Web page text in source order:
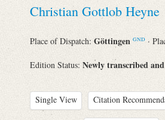
Christian Gottlob Heyne
Place of Dispatch: Göttingen GND ·
Edition Status: Newly transcribed
Single View Citation